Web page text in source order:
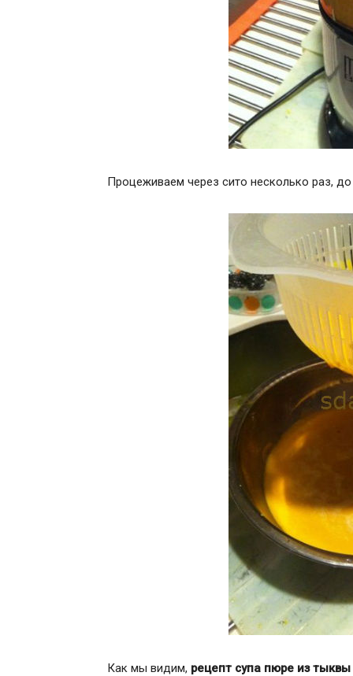
Процеживаем через сито несколько раз,
Как мы видим, рецепт супа пюре из тыквы